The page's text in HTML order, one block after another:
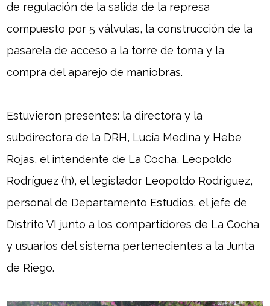
de regulación de la salida de la represa
compuesto por 5 válvulas, la construcción de la
pasarela de acceso a la torre de toma y la
compra del aparejo de maniobras.
Estuvieron presentes: la directora y la
subdirectora de la DRH, Lucía Medina y Hebe
Rojas, el intendente de La Cocha, Leopoldo
Rodríguez (h), el legislador Leopoldo Rodriguez,
personal de Departamento Estudios, el jefe de
Distrito VI junto a los compartidores de La Cocha
y usuarios del sistema pertenecientes a la Junta
de Riego.